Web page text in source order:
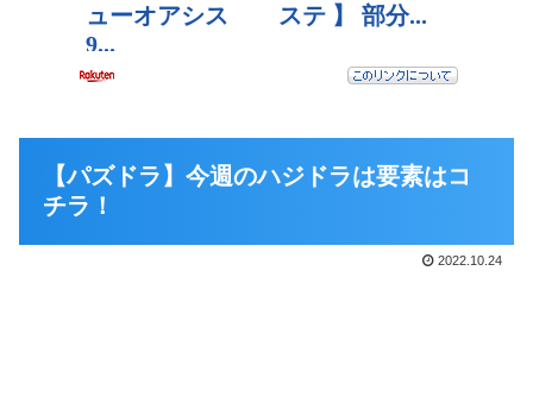
【パズドラ】今週のハジドラは要素はコ
チラ！
2022.10.24